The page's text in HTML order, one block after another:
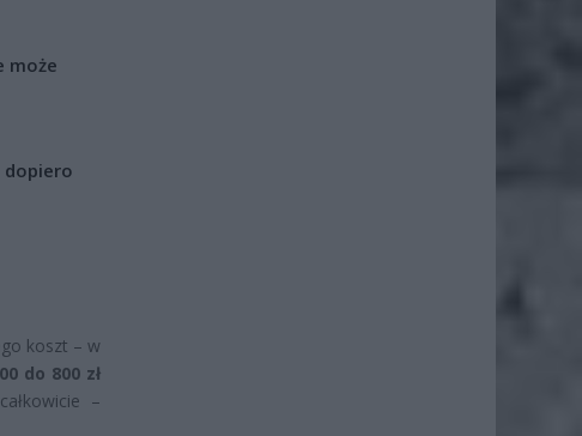
może
dopiero
koszt – w
do 800 zł
–